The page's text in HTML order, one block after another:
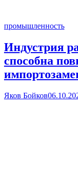
промышленность
Индустрия
способна
Яков Бойков